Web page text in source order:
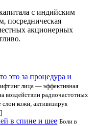
с индийским
посредническая
акционерных
это за процедура и
лица — эффективная
воздействии радиочастотных
слои кожи, активизируя
в спине и шее Боли в